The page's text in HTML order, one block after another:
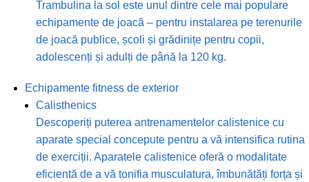
Trambulina la sol este unul dintre cele mai populare
echipamente de joacă – pentru instalarea pe terenurile
de joacă publice, școli și grădinițe pentru copii,
adolescenți și adulți de până la 120 kg.
Echipamente fitness de exterior
Calisthenics
Descoperiți puterea antrenamentelor calistenice cu
aparate special concepute pentru a vă intensifica rutina
de exerciții. Aparatele calistenice oferă o modalitate
eficientă de a vă tonifia musculatura, îmbunătăți forța și